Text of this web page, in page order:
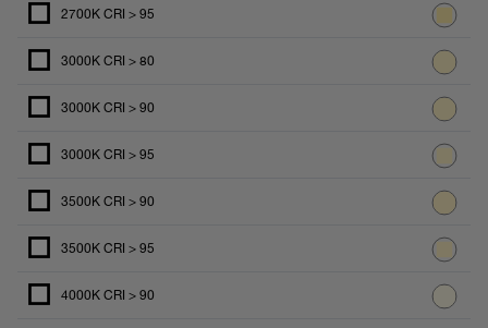
2700K CRI > 95
3000K CRI > 80
3000K CRI > 90
3000K CRI > 95
3500K CRI > 90
3500K CRI > 95
4000K CRI > 90